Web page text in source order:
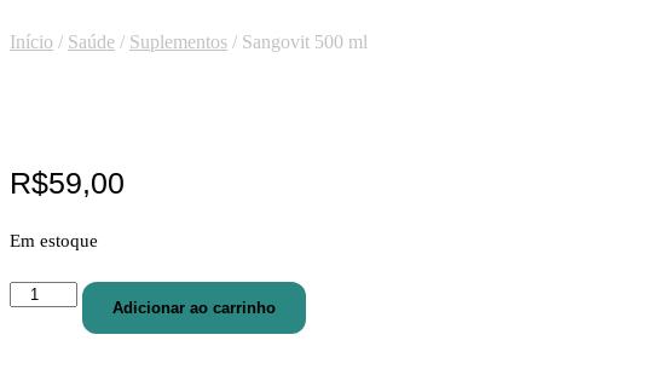
Início / Saúde / Suplementos / Sangovit 500 ml
R$59,00
Em estoque
Sangovit
500
Adicionar ao carrinho